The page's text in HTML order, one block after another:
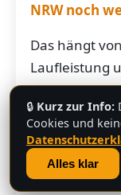
NRW noch
Das hängt
Laufleistung
grobe
bringen je
der Teile oft
mehrere
🔒 Kurz zur Info:
Cookies und
Alles klar